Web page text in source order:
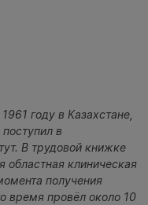
году в Казахстане,
в
В трудовой книжке
областная клиническая
получения
время провёл около 10